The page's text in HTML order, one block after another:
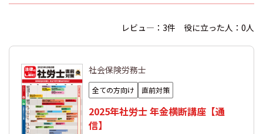
レビュ―：3件 役に立った人：0人
社会保険労務士
全ての方向け 直前対策
2025年社労士 年金横断講座【通
信】